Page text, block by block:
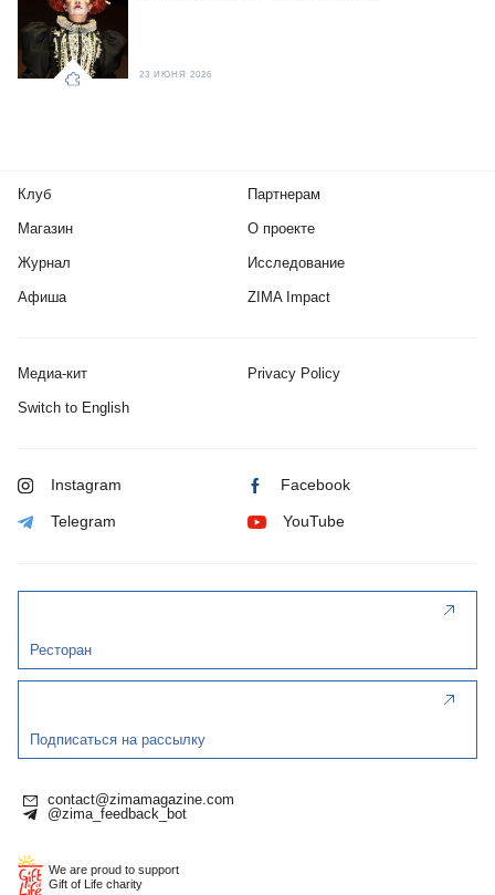
23 ИЮНЯ 2026
Клуб
Магазин
Журнал
Афиша
Партнерам
О проекте
Исследование
ZIMA Impact
Медиа-кит Privacy Policy
Switch to English
Instagram Facebook
Telegram YouTube
Ресторан
Подписаться на рассылку
contact@zimamagazine.com
@zima_feedback_bot
We are proud to support
Gift of Life charity